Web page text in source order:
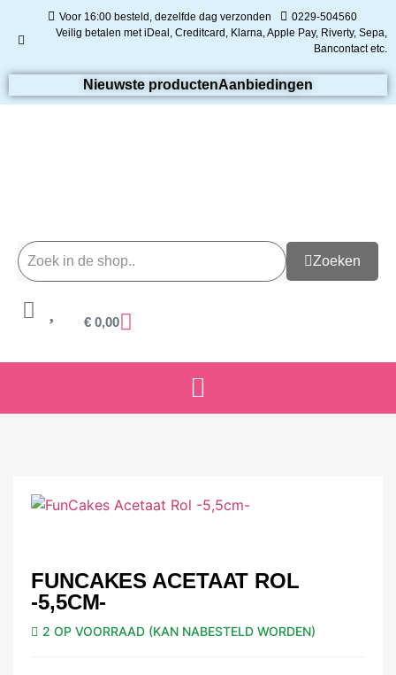
Voor 16:00 besteld, dezelfde dag verzonden
0229-504560
Veilig betalen met iDeal, Creditcard, Klarna, Apple Pay, Riverty, Sepa,
Bancontact etc.
Nieuwste productenAanbiedingen
Zoeken
€ 0,00
FUNCAKES ACETAAT ROL
-5,5CM-
2 OP VOORRAAD (KAN NABESTELD WORDEN)